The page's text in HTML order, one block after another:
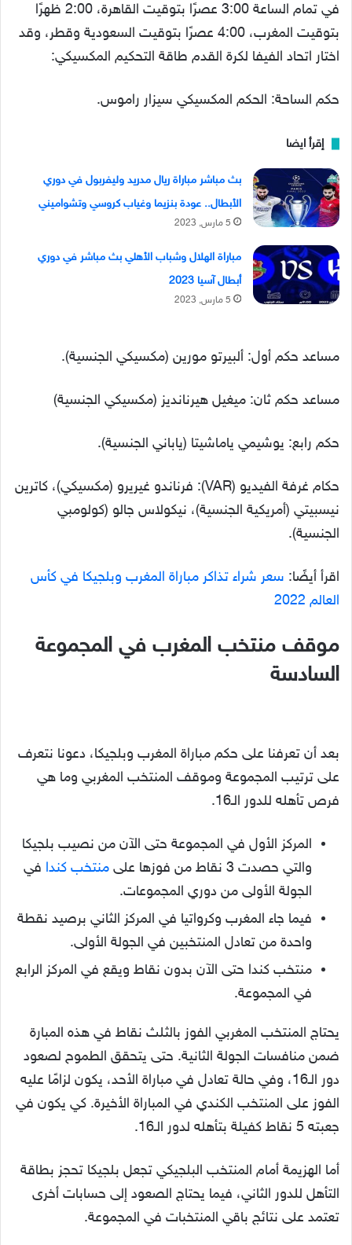
في تمام الساعة 3:00 عصرًا بتوقيت القاهرة، 2:00 ظهرًا
بتوقيت المغرب، 4:00 عصرًا بتوقيت السعودية وقطر، وقد
اختار اتحاد الفيفا لكرة القدم طاقة التحكيم المكسيكي:
حكم الساحة: الحكم المكسيكي سيزار راموس.
إقرأ ايضا
بث مباشر مباراة ريال مدريد وليفربول في دوري
الأبطال.. عودة بنزيما وغياب كروسي وتشواميني
5 مارس, 2023
مباراة الهلال وشباب الأهلي بث مباشر في دوري
أبطال آسيا 2023
5 مارس, 2023
مساعد حكم أول: ألبيرتو مورين (مكسيكي الجنسية).
مساعد حكم ثان: ميغيل هيرنانديز (مكسيكي الجنسية)
حكم رابع: يوشيمي ياماشيتا (ياباني الجنسية).
حكام غرفة الفيديو (VAR): فرناندو غيريرو (مكسيكي)، كاترين
نيسبيتي (أمريكية الجنسية)، نيكولاس جالو (كولومبي
الجنسية).
اقرأ أيضًا: سعر شراء تذاكر مباراة المغرب وبلجيكا في كأس
العالم 2022
موقف منتخب المغرب في المجموعة
السادسة
بعد أن تعرفنا على حكم مباراة المغرب وبلجيكا، دعونا نتعرف
على ترتيب المجموعة وموقف المنتخب المغربي وما هي
فرص تأهله للدور الـ16.
المركز الأول في المجموعة حتى الآن من نصيب بلجيكا
والتي حصدت 3 نقاط من فوزها على
منتخب كندا في
الجولة الأولى من دوري المجموعات.
فيما جاء المغرب وكرواتيا في المركز الثاني برصيد نقطة
واحدة من تعادل المنتخبين في الجولة الأولى.
منتخب كندا حتى الآن بدون نقاط ويقع في المركز الرابع
في المجموعة.
يحتاج المنتخب المغربي الفوز بالثلث نقاط في هذه المبارة
ضمن منافسات الجولة الثانية. حتى يتحقق الطموح لصعود
دور الـ16، وفي حالة تعادل في مباراة الأحد، يكون لزامًا عليه
الفوز على المنتخب الكندي في المباراة الأخيرة. كي يكون في
جعبته 5 نقاط كفيلة بتأهله لدور الـ16.
أما الهزيمة أمام المنتخب البلجيكي تجعل بلجيكا تحجز بطاقة
التأهل للدور الثاني، فيما يحتاج الصعود إلى حسابات أخرى
تعتمد على نتائج باقي المنتخبات في المجموعة.